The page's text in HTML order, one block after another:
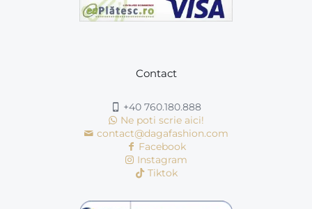
Contact
+40 760.180.888
Ne poti scrie aici!
contact@dagafashion.com
Facebook
Instagram
Tiktok